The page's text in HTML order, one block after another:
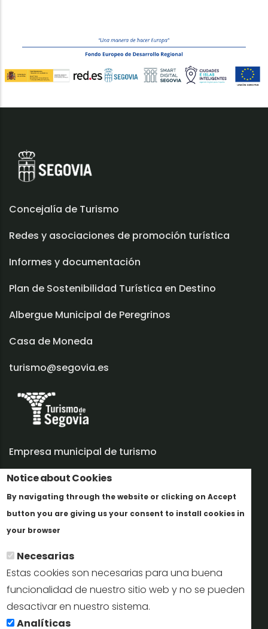
Notice about Cookies
By navigating through the website or clicking on Accept
button you are giving us your consent to install cookies in
your browser
Necesarias
Estas cookies son necesarias para una buena
funcionalidad de nuestro sitio web y no se pueden
desactivar en nuestro sistema.
Analíticas
Concejalía de Turismo
Redes y asociaciones de promoción turística
Informes y documentación
Plan de Sostenibilidad Turística en Destino
Albergue Municipal de Peregrinos
Casa de Moneda
turismo@segovia.es
Empresa municipal de turismo
Trabaja con nosotros
Informes y documentación
Perfil del contratante
Oficinas de Turismo
reservas@turismodesegovia.com
info@turismodesegovia.com